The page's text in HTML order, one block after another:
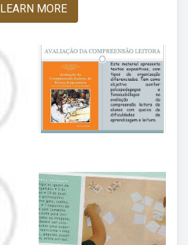
LEARN MORE